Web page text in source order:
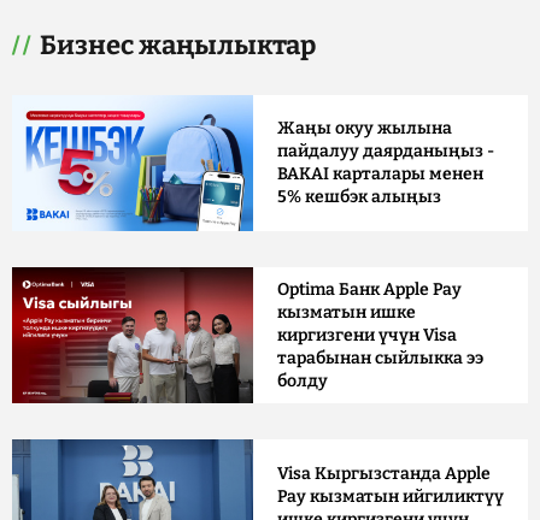
Бизнес жаңылыктар
Жаңы окуу жылына
пайдалуу даярданыңыз -
BAKAI карталары менен
5% кешбэк алыңыз
Optima Банк Apple Pay
кызматын ишке
киргизгени үчүн Visa
тарабынан сыйлыкка ээ
болду
Visa Кыргызстанда Apple
Pay кызматын ийгиликтүү